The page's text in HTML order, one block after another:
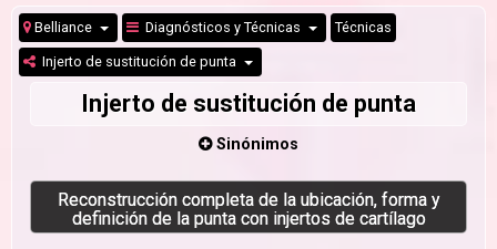
Belliance Diagnósticos y Técnicas Técnicas
Injerto de sustitución de punta
Injerto de sustitución de punta
Sinónimos
Reconstrucción completa de la ubicación, forma y
definición de la punta con injertos de cartílago